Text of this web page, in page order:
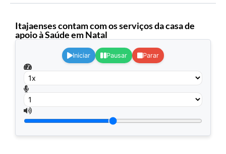
Itajaenses contam com os serviços da casa de
apoio à Saúde em Natal
Iniciar Pausar Parar